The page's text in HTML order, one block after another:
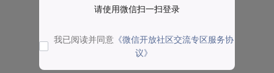
请使用微信扫一扫登录
我已阅读并同意 《微信开放社区交流专区服务协
议》